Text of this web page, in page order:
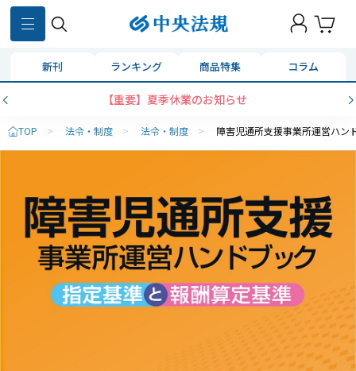
新刊 ランキング 商品特集 コラム
【重要】夏季休業のお知らせ
TOP > 法令・制度 > 法令・制度 > 障害児通所支援事業所運営ハ